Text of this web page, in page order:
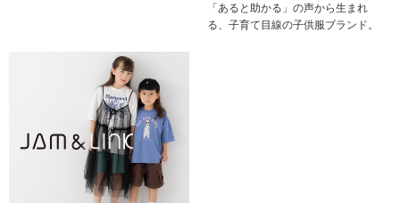
「あると助かる」の声から生まれ
る、子育て目線の子供服ブランド。